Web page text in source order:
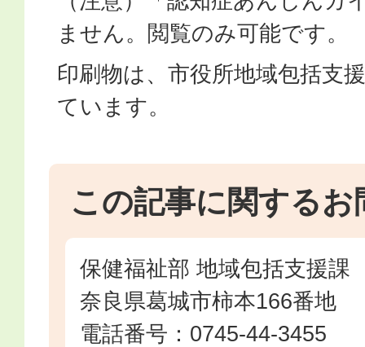
ません。閲覧のみ可能です。
印刷物は、市役所地域包括支
ています。
この記事に関するお
保健福祉部 地域包括支援課
奈良県葛城市柿本166番地
電話番号：0745-44-3455